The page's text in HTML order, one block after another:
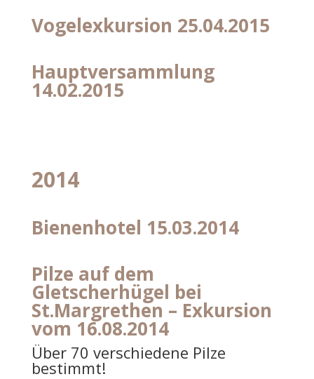
Vogelexkursion 25.04.2015
Hauptversammlung
14.02.2015
2014
Bienenhotel 15.03.2014
Pilze auf dem
Gletscherhügel bei
St.Margrethen – Exkursion
vom 16.08.2014
Über 70 verschiedene Pilze
bestimmt!